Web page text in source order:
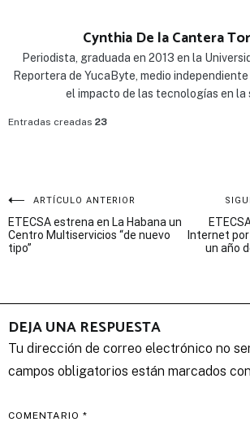
Cynthia De la Cantera
Periodista, graduada en 2013 en la
Reportera de YucaByte, medio
el impacto de las tecnologías en la
Entradas creadas 23
Navegación
de
ARTÍCULO ANTERIOR
ETECSA estrena en La Habana un
Centro Multiservicios “de nuevo
tipo”
Internet
un año
DEJA UNA RESPUESTA
Tu dirección de correo electrónico no
campos obligatorios están marcados con
COMENTARIO *